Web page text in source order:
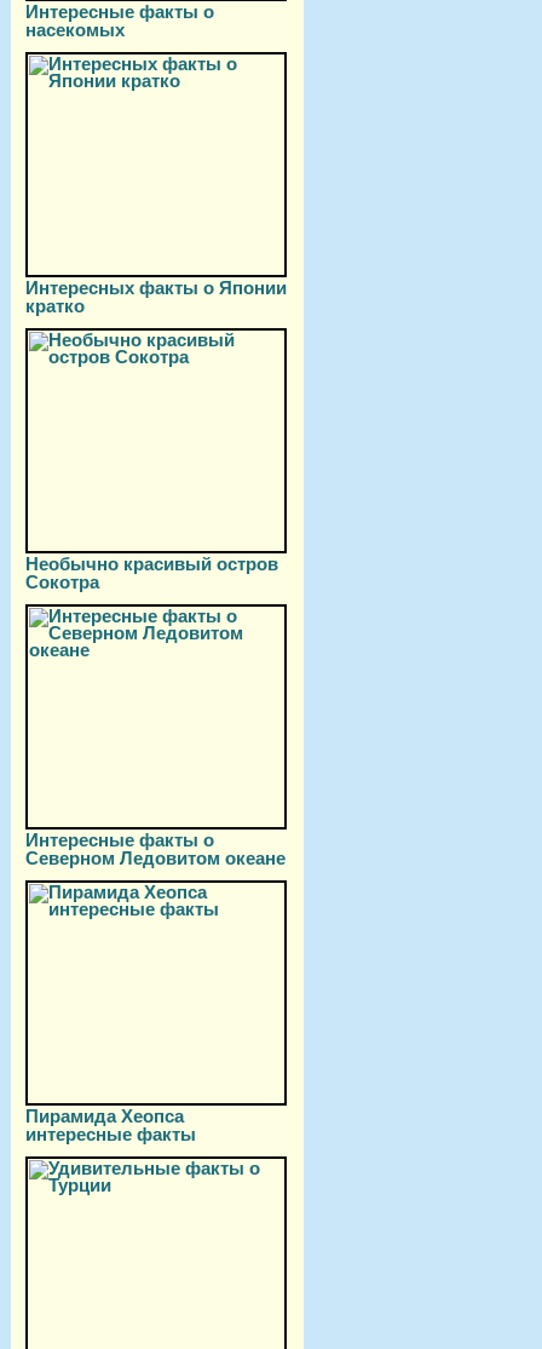
Интересные факты о
насекомых
Интересных факты о Японии
кратко
Необычно красивый остров
Сокотра
Интересные факты о
Северном Ледовитом океане
Пирамида Хеопса
интересные факты